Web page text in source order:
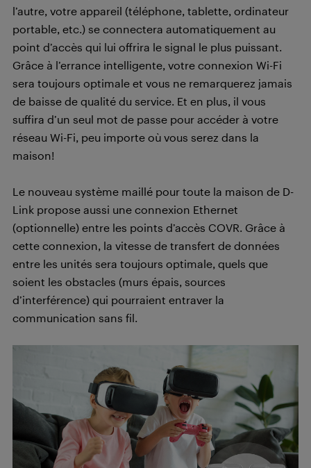
l’autre, votre appareil (téléphone, tablette, ordinateur
portable, etc.) se connectera automatiquement au
point d’accès qui lui offrira le signal le plus puissant.
Grâce à l’errance intelligente, votre connexion Wi-Fi
sera toujours optimale et vous ne remarquerez jamais
de baisse de qualité du service. Et en plus, il vous
suffira d’un seul mot de passe pour accéder à votre
réseau Wi-Fi, peu importe où vous serez dans la
maison!
Le nouveau système maillé pour toute la maison de D-
Link propose aussi une connexion Ethernet
(optionnelle) entre les points d’accès COVR. Grâce à
cette connexion, la vitesse de transfert de données
entre les unités sera toujours optimale, quels que
soient les obstacles (murs épais, sources
d’interférence) qui pourraient entraver la
communication sans fil.